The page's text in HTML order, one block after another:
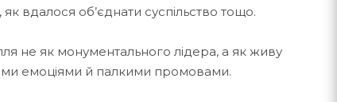
вдалося об’єднати суспільство тощо.
не як монументального лідера, а як живу
емоціями й палкими промовами.